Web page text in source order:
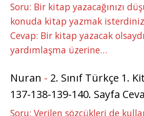
Soru: Bir kitap yazacağınızı
konuda kitap yazmak
Cevap: Bir kitap yazacak
yardımlaşma üzerine…
Nuran - 2. Sınıf Türkçe 1.
137-138-139-140. Sayfa
Soru: Verilen sözcükleri de